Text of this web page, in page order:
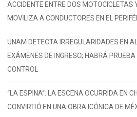
ACCIDENTE ENTRE DOS MOTOCICLETAS
MOVILIZA A CONDUCTORES EN EL
UNAM DETECTA IRREGULARIDADES EN
EXÁMENES DE INGRESO; HABRÁ
CONTROL
“LA ESPINA”: LA ESCENA OCURRIDA EN
CONVIRTIÓ EN UNA OBRA ICÓNICA DE